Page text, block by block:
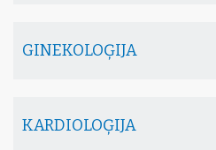
GINEKOLOĢIJA
KARDIOLOĢIJA